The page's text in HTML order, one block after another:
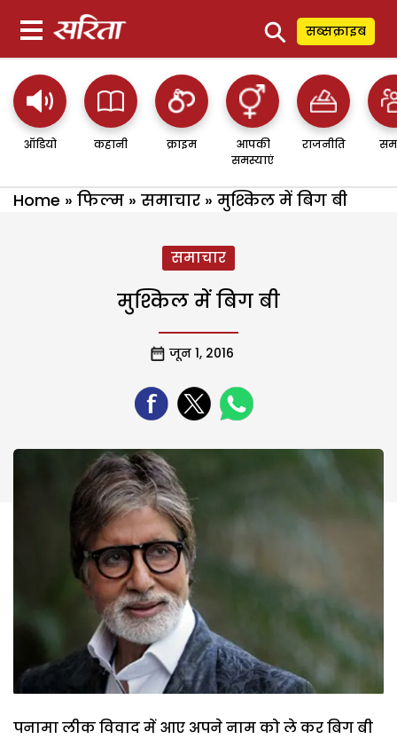
⚲ सब्सक्राइब
ऑडियो कहानी क्राइम
आपकी
समस्याएं
राजनीति
Home » फिल्म » समाचार » मुश्किल में बिग बी
समाचार
मुश्किल में बिग बी
जून 1, 2016
पनामा लीक विवाद में आए अपने नाम को ले कर बिग बी